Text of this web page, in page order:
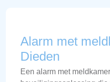
Alarm met
Dieden
Een alarm met